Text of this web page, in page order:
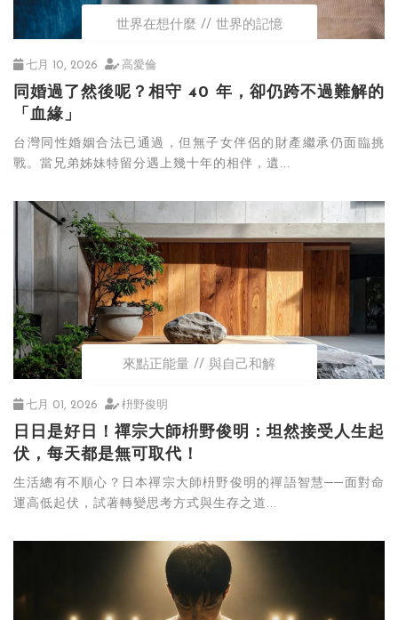
世界在想什麼 世界的記憶
七月 10, 2026 高愛倫
同婚過了然後呢？相守 40 年，卻仍跨不過難解的
「血緣」
台灣同性婚姻合法已通過，但無子女伴侶的財產繼承仍面臨挑
戰。當兄弟姊妹特留分遇上幾十年的相伴，遺...
來點正能量 與自己和解
七月 01, 2026 枡野俊明
日日是好日！禪宗大師枡野俊明：坦然接受人生起
伏，每天都是無可取代！
生活總有不順心？日本禪宗大師枡野俊明的禪語智慧──面對命
運高低起伏，試著轉變思考方式與生存之道...